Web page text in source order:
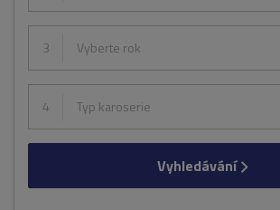
3 Vyberte rok
4 Typ karoserie
Vyhledávání